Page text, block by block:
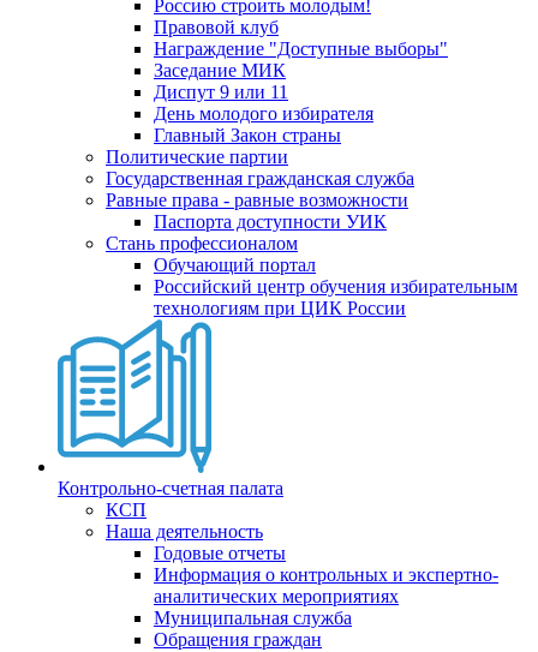
Россию строить молодым!
Правовой клуб
Награждение "Доступные выборы"
Заседание МИК
Диспут 9 или 11
День молодого избирателя
Главный Закон страны
Политические партии
Государственная гражданская служба
Равные права - равные возможности
Паспорта доступности УИК
Стань профессионалом
Обучающий портал
Российский центр обучения избирательным
технологиям при ЦИК России
Контрольно-счетная палата
КСП
Наша деятельность
Годовые отчеты
Информация о контрольных и экспертно-
аналитических мероприятиях
Муниципальная служба
Обращения граждан